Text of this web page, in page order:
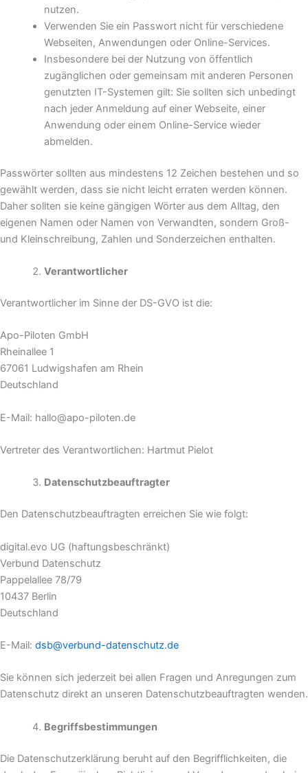
nutzen.
Verwenden Sie ein Passwort nicht für verschiedene
Webseiten, Anwendungen oder Online-Services.
Insbesondere bei der Nutzung von öffentlich
zugänglichen oder gemeinsam mit anderen Personen
genutzten IT-Systemen gilt: Sie sollten sich unbedingt
nach jeder Anmeldung auf einer Webseite, einer
Anwendung oder einem Online-Service wieder
abmelden.
Passwörter sollten aus mindestens 12 Zeichen bestehen und so
gewählt werden, dass sie nicht leicht erraten werden können.
Daher sollten sie keine gängigen Wörter aus dem Alltag, den
eigenen Namen oder Namen von Verwandten, sondern Groß-
und Kleinschreibung, Zahlen und Sonderzeichen enthalten.
Verantwortlicher
Verantwortlicher im Sinne der DS-GVO ist die:
Apo-Piloten GmbH
Rheinallee 1
67061 Ludwigshafen am Rhein
Deutschland
E-Mail: hallo@apo-piloten.de
Vertreter des Verantwortlichen: Hartmut Pielot
Datenschutzbeauftragter
Den Datenschutzbeauftragten erreichen Sie wie folgt:
digital.evo UG (haftungsbeschränkt)
Verbund Datenschutz
Pappelallee 78/79
10437 Berlin
Deutschland
E-Mail: dsb@verbund-datenschutz.de
Sie können sich jederzeit bei allen Fragen und Anregungen zum
Datenschutz direkt an unseren Datenschutzbeauftragten wenden.
Begriffsbestimmungen
Die Datenschutzerklärung beruht auf den Begrifflichkeiten, die